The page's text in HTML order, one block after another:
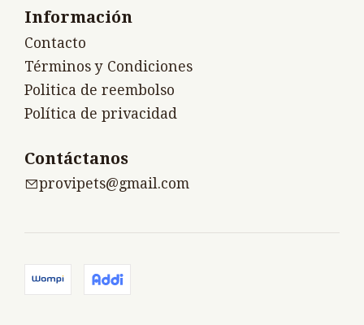
Información
Contacto
Términos y Condiciones
Politica de reembolso
Política de privacidad
Contáctanos
provipets@gmail.com